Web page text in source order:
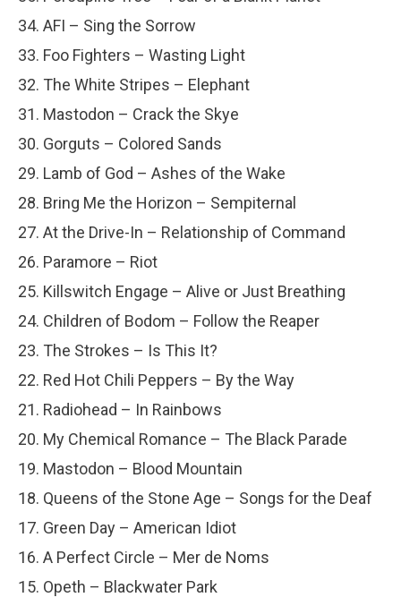
34. AFI – Sing the Sorrow
33. Foo Fighters – Wasting Light
32. The White Stripes – Elephant
31. Mastodon – Crack the Skye
30. Gorguts – Colored Sands
29. Lamb of God – Ashes of the Wake
28. Bring Me the Horizon – Sempiternal
27. At the Drive-In – Relationship of Command
26. Paramore – Riot
25. Killswitch Engage – Alive or Just Breathing
24. Children of Bodom – Follow the Reaper
23. The Strokes – Is This It?
22. Red Hot Chili Peppers – By the Way
21. Radiohead – In Rainbows
20. My Chemical Romance – The Black Parade
19. Mastodon – Blood Mountain
18. Queens of the Stone Age – Songs for the Deaf
17. Green Day – American Idiot
16. A Perfect Circle – Mer de Noms
15. Opeth – Blackwater Park